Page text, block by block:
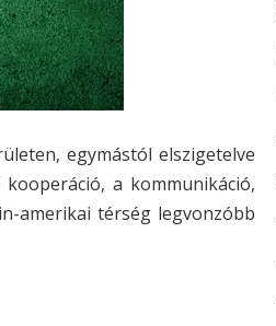
egymástól elszigetelve
a kommunikáció,
amerikai térség legvonzóbb